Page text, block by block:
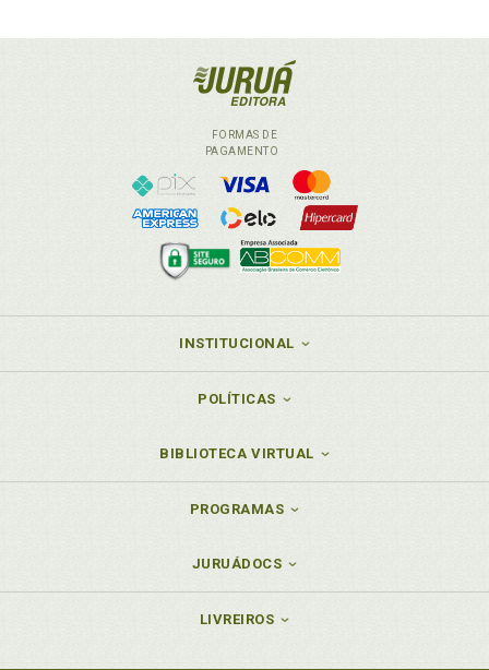
FORMAS DE
PAGAMENTO
INSTITUCIONAL
POLÍTICAS
BIBLIOTECA VIRTUAL
PROGRAMAS
JURUÁDOCS
LIVREIROS